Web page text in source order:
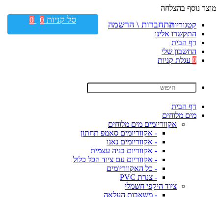
מוצר נוסף בהצלחה
קטגוריות
התקשרו אלינו
דף הבית
החשבון שלי
0 עגלת קניות
דף הבית
מים מלוחים
אקווריומים מים מלוחים
- אקווריומים סאמפ תחתון
- אקווריומים נאנו
- אקווריום בניה עצמית
- אקווריום עם ציוד הכל כלול
- כל האקווריומים
- צנרת PVC
ציוד היקפי חשמלי
- משאבות העלאה
התחברות \ הרשמה סל קניות 0
0